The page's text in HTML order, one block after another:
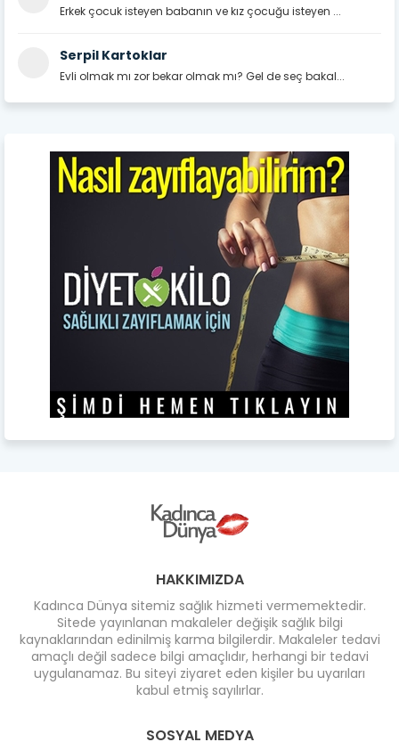
Erkek çocuk isteyen babanın ve kız çocuğu isteyen ...
Serpil Kartoklar
Evli olmak mı zor bekar olmak mı? Gel de seç bakal...
HAKKIMIZDA
Kadınca Dünya sitemiz sağlık hizmeti vermemektedir.
Sitede yayınlanan makaleler değişik sağlık bilgi
kaynaklarından edinilmiş karma bilgilerdir. Makaleler tedavi
amaçlı değil sadece bilgi amaçlıdır, herhangi bir tedavi
uygulanamaz. Bu siteyi ziyaret eden kişiler bu uyarıları
kabul etmiş sayılırlar.
SOSYAL MEDYA